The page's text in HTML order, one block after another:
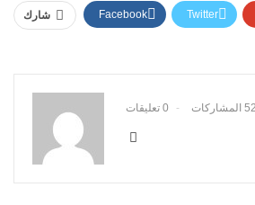
شارك Facebook Twitter
0 تعليقات